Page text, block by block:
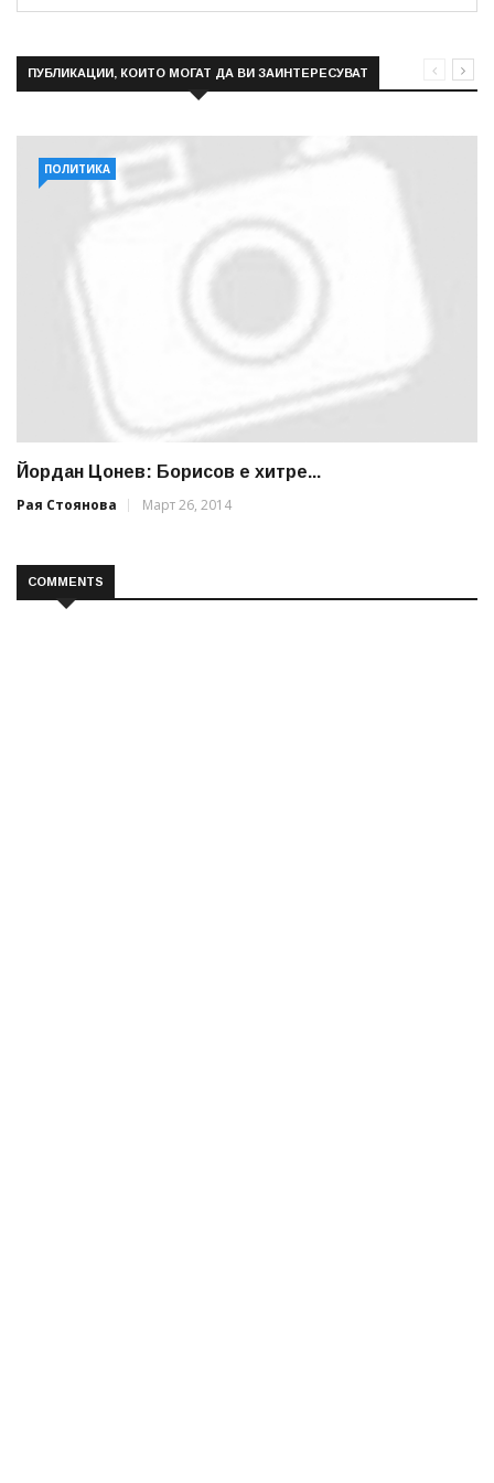
ПУБЛИКАЦИИ, КОИТО МОГАТ ДА ВИ ЗАИНТЕРЕСУВАТ
ПОЛИТИКА
Йордан Цонев: Борисов е хитре...
Рая Стоянова
Март 26, 2014
COMMENTS